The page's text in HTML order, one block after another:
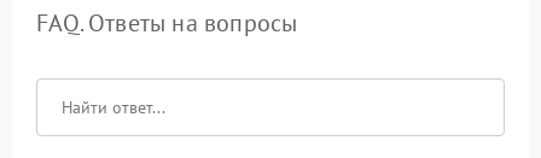
FAQ. Ответы на вопросы